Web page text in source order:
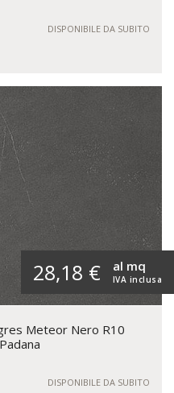
DISPONIBILE DA SUBITO
28,18 € IVA inclusa
al mq
Meteor Nero R10
DISPONIBILE DA SUBITO